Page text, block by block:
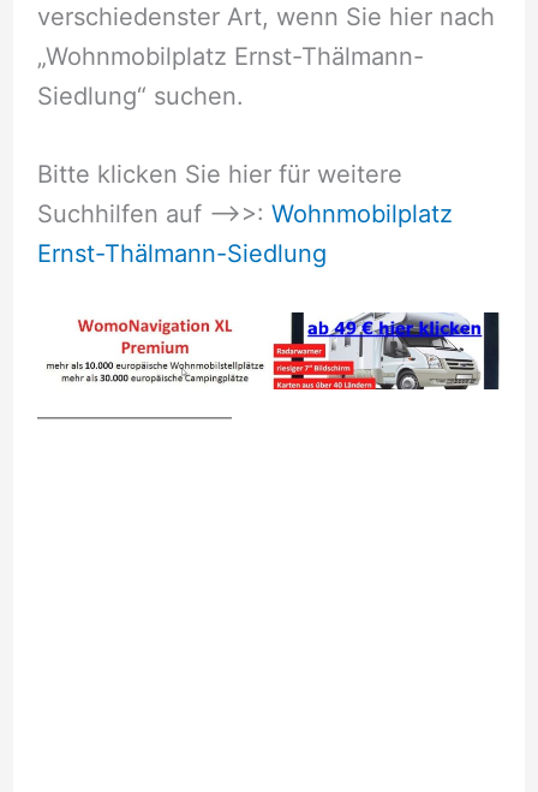
verschiedenster Art, wenn Sie hier nach
„Wohnmobilplatz Ernst-Thälmann-
Siedlung“ suchen.
Bitte klicken Sie hier für weitere
Suchhilfen auf –>>: Wohnmobilplatz
Ernst-Thälmann-Siedlung